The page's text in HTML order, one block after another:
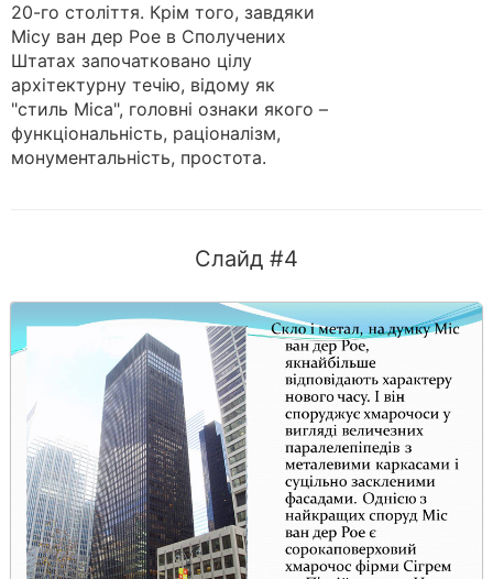
20-го століття. Крім того, завдяки
Місу ван дер Рое в Сполучених
Штатах започатковано цілу
архітектурну течію, відому як
"стиль Міса", головні ознаки якого –
функціональність, раціоналізм,
монументальність, простота.
Слайд #4